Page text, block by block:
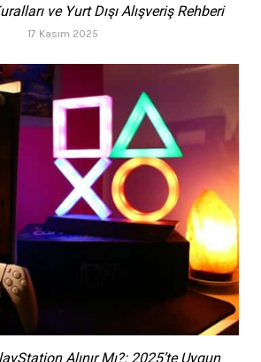
ve Yurt Dışı Alışveriş Rehberi
17 Kasım 2025
Alınır Mı?: 2025’te Uygun